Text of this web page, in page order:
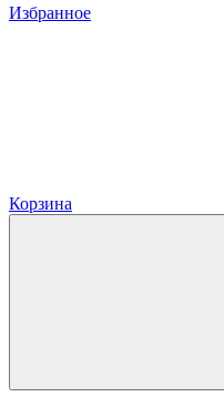
Избранное
Корзина